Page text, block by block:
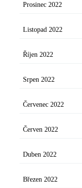
Prosinec 2022
Listopad 2022
Říjen 2022
Srpen 2022
Červenec 2022
Červen 2022
Duben 2022
Březen 2022